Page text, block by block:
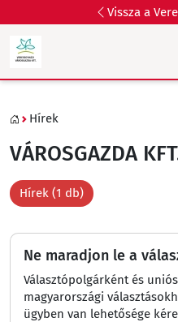
Vissza a
Hírek
VÁROSGAZDA
Hírek (1 db)
Ne maradjon le a
Választópolgárként és
magyarországi
ügyben van lehetősége